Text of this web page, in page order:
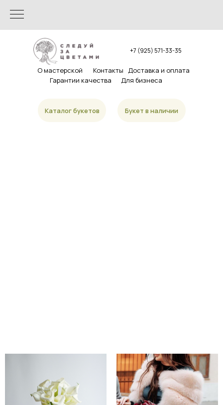
О мастерской
Для бизнеса
Доставка и оплата
Гарантии качества
Контакты
+7 (925) 571-33-35
Каталог букетов Букет в наличии